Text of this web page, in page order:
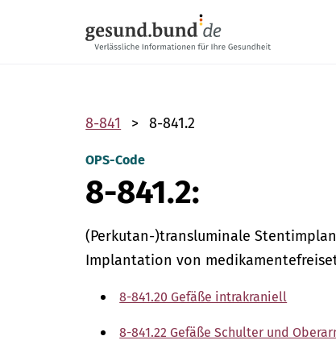
8-841 8-841.2
OPS-Code
8-841.2:
(Perkutan-)transluminale
Implantation von
8-841.20 Gefäße intrakraniell
8-841.22 Gefäße Schulter und